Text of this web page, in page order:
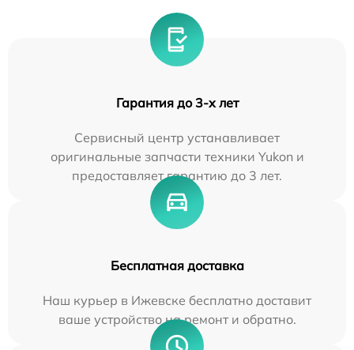
Гарантия до 3-х лет
Сервисный центр устанавливает
оригинальные запчасти техники Yukon и
предоставляет гарантию до 3 лет.
Бесплатная доставка
Наш курьер в Ижевске бесплатно доставит
ваше устройство на ремонт и обратно.